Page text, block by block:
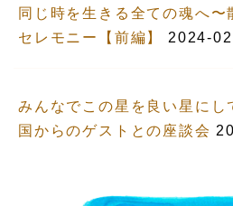
同じ時を生きる全ての魂へ〜
セレモニー【前編】
2024-
みんなでこの星を良い星にし
国からのゲストとの座談会